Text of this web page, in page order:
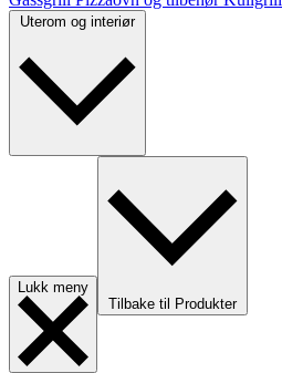
Uterom og interiør
Lukk meny
Tilbake til Produkter